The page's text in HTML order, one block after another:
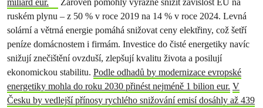
ruském plynu – z 50 % v roce 2019 na 14 % v roce 2024. Levná
solární a větrná energie pomáhá snižovat ceny elektřiny, což šetří
peníze domácnostem i firmám. Investice do čisté energetiky navíc
snižují znečištění ovzduší, zlepšují kvalitu života a posilují
ekonomickou stabilitu. Podle odhadů by modernizace evropské
energetiky mohla do roku 2030 přinést nejméně 1 bilion eur. V
Česku by vedlejší přínosy rychlého snižování emisí dosáhly až 439